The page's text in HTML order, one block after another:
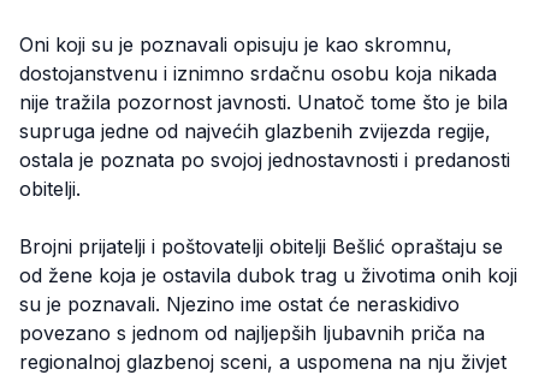
Oni koji su je poznavali opisuju je kao skromnu,
dostojanstvenu i iznimno srdačnu osobu koja nikada
nije tražila pozornost javnosti. Unatoč tome što je bila
supruga jedne od najvećih glazbenih zvijezda regije,
ostala je poznata po svojoj jednostavnosti i predanosti
obitelji.
Brojni prijatelji i poštovatelji obitelji Bešlić opraštaju se
od žene koja je ostavila dubok trag u životima onih koji
su je poznavali. Njezino ime ostat će neraskidivo
povezano s jednom od najljepših ljubavnih priča na
regionalnoj glazbenoj sceni, a uspomena na nju živjet